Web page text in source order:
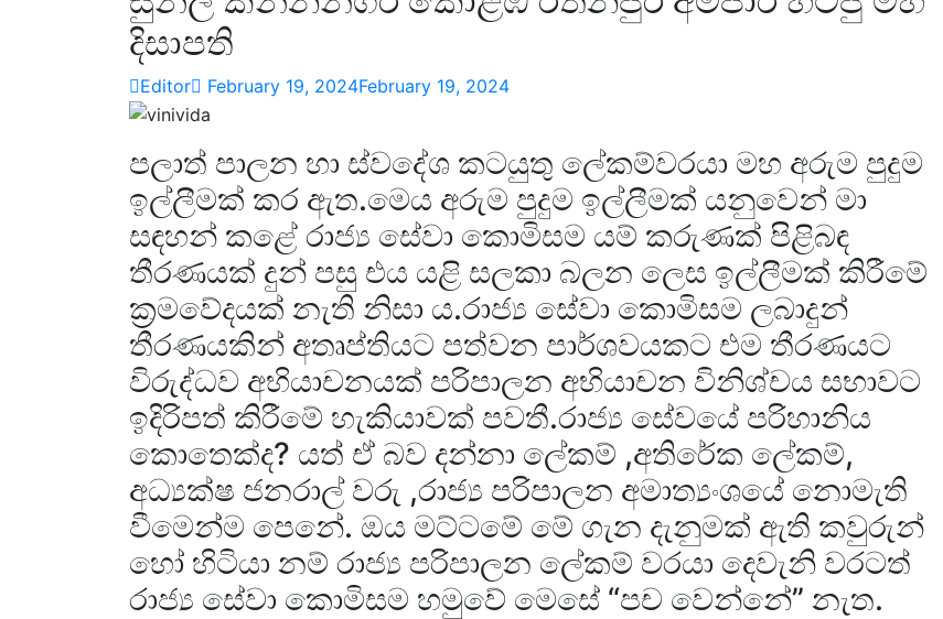
දිසාපති
Editor February 19, 2024February 19, 2024
පලාත් පාලන හා ස්වදේශ කටයුතු ලේකම්වරයා මහ අරුම පුදුම
ඉල්ලීමක් කර ඇත.මෙය අරුම පුදුම ඉල්ලීමක්‍ යනුවෙන් මා
සඳහන් කළේ රාජ්‍ය සේවා කොමිසම යම් කරුණක් පිළිබඳ
තීරණයක් දුන් පසු එය යළි සලකා බලන ලෙස ඉල්ලීමක් කිරීමේ
ක්‍රමවේදයක් නැති නිසා ය.රාජ්‍ය සේවා කොමිසම ලබාදුන්
තීරණයකින් අතෘප්තියට පත්වන පාර්ශවයකට එම තීරණයට
විරුද්ධව අභියාචනයක් පරිපාලන අභියාචන විනිශ්චය සභාවට
ඉදිරිපත් කිරීමේ හැකියාවක් පවතී.රාජ්‍ය සේවයේ පරිහානිය
කොතෙක්ද? යත් ඒ බව දන්නා ලේකම් ,අතිරේක ලේකම්,
අධ්‍යක්ෂ ජනරාල් වරු ,රාජ්‍ය පරිපාලන අමාත්‍යංශයේ නොමැති
වීමෙන්ම පෙනේ. ඔය මට්ටමේ මේ ගැන දැනුමක් ඇති කවුරුන්
හෝ හිටියා නම් රාජ්‍ය පරිපාලන ලේකම් වරයා දෙවැනි වරටත්
රාජ්‍ය සේවා කොමිසම හමුවේ මෙසේ “පච වෙන්නේ” නැත.